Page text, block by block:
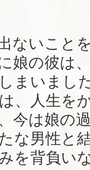
ないこと
娘の彼は
まいまし
、人生を
今は娘の
な男性と
を背負い